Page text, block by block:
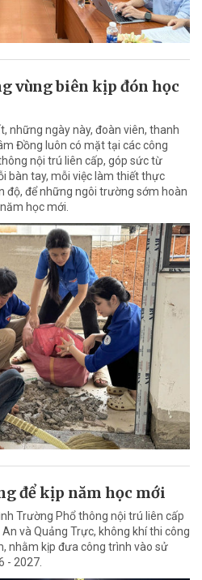
vùng biên kịp đón học
những ngày này, đoàn viên, thanh
Đồng luôn có mặt tại các công
nội trú liên cấp, góp sức từ
bàn tay, mỗi việc làm thiết thực
độ, để những ngôi trường sớm hoàn
học mới.
để kịp năm học mới
Trường Phổ thông nội trú liên cấp
và Quảng Trực, không khí thi công
nhằm kịp đưa công trình vào sử
- 2027.